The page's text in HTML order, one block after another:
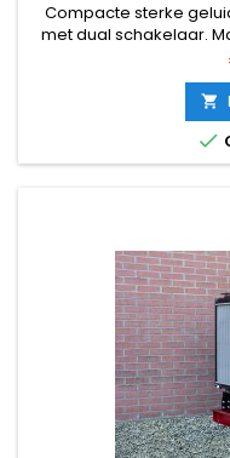
Compacte sterke
met dual schakelaar.
Geen probleem meer
9 kVA op 400V en van 7
door grote deuren
aggregaat. Voorzien

